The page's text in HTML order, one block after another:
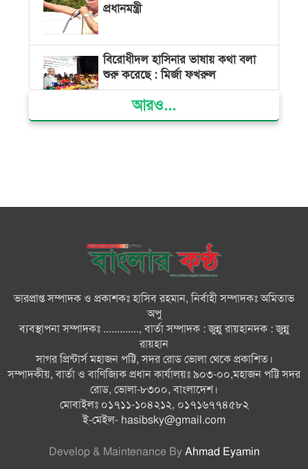
প্রধানমন্ত্রী
বিরোধীদল হাসিনার ভাষায় কথা বলা
শুরু করেছে : মির্জা ফখরুল
রাষ্ট্রপতি নির্বাচনের জন্য মনোনয়নপত্র
দেশের মোট ভোটার ১২ কোটি ৮৬
লাখ ৩২ হাজার ৫৫৫ জন : ইসি
দেশের শান্তি-শৃঙ্খলা বিনষ্টকারীদের
ব্যাপারে সতর্ক থাকুন: প্রধানমন্ত্রী
ওমরাহ করতে সৌদি আরবে যেতে
চেয়েছিলেন ডন, যেভাবে গ্রেফতার
আরও...
ভারপ্রাপ্ত সম্পাদক ও প্রকাশকঃ হাসিব রহমান, নির্বাহী সম্পাদকঃ অমিতাভ
অপু
ব্যবস্থাপনা সম্পাদকঃ ............., বার্তা সম্পাদক : জুন্নু রায়হানদক : জুন্নু
রায়হান
সাগর প্রিন্টার্স মহাজন পট্টি, সদর রোড ভোলা থেকে প্রকাশিত।
সম্পাদকীয়, বার্তা ও বাণিজ্যিক প্রধান কার্যালয়ঃ ৯০৩-০০,মহাজন পট্টি সদর
রোড, ভোলা-৮৩০০, বাংলাদেশ।
মোবাইলঃ ০১৭১১-১০৪২১২, ০১৭১৬৭৭৪৫৮২
ই-মেইল- hasibsky@gmail.com
Develop & Maintenance By Ahmad Eyamin